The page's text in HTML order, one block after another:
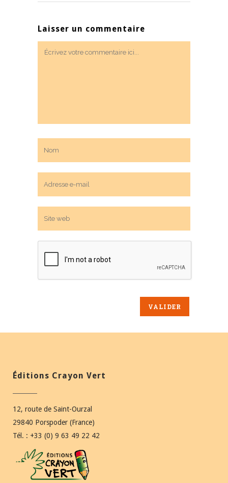
Laisser un commentaire
Éditions Crayon Vert
12, route de Saint-Ourzal
29840 Porspoder (France)
Tél. : +33 (0) 9 63 49 22 42